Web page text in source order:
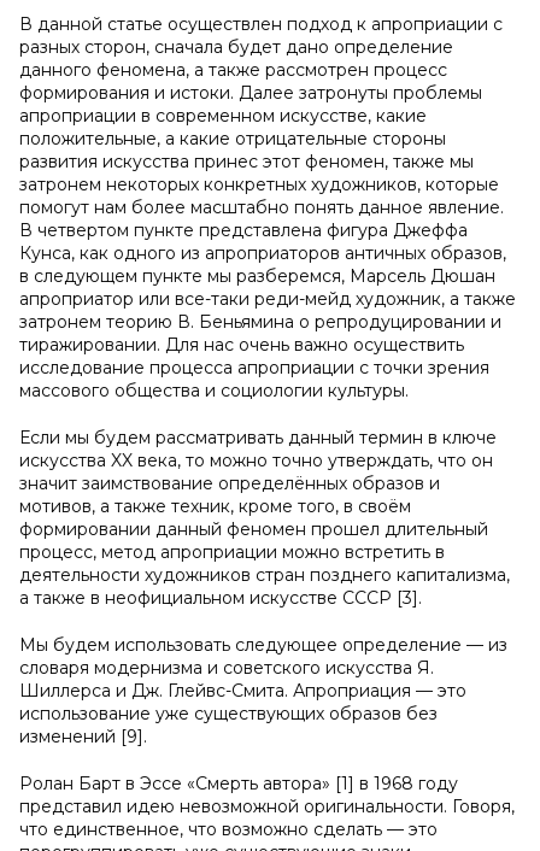
В данной статье осуществлен подход к апроприации с
разных сторон, сначала будет дано определение
данного феномена, а также рассмотрен процесс
формирования и истоки. Далее затронуты проблемы
апроприации в современном искусстве, какие
положительные, а какие отрицательные стороны
развития искусства принес этот феномен, также мы
затронем некоторых конкретных художников, которые
помогут нам более масштабно понять данное явление.
В четвертом пункте представлена фигура Джеффа
Кунса, как одного из апроприаторов античных образов,
в следующем пункте мы разберемся, Марсель Дюшан
апроприатор или все-таки реди-мейд художник, а также
затронем теорию В. Беньямина о репродуцировании и
тиражировании. Для нас очень важно осуществить
исследование процесса апроприации с точки зрения
массового общества и социологии культуры.
Если мы будем рассматривать данный термин в ключе
искусства XX века, то можно точно утверждать, что он
значит заимствование определённых образов и
мотивов, а также техник, кроме того, в своём
формировании данный феномен прошел длительный
процесс, метод апроприации можно встретить в
деятельности художников стран позднего капитализма,
а также в неофициальном искусстве СССР [3].
Мы будем использовать следующее определение — из
словаря модернизма и советского искусства Я.
Шиллерса и Дж. Глейвс-Смита. Апроприация — это
использование уже существующих образов без
изменений [9].
Ролан Барт в Эссе «Смерть автора» [1] в 1968 году
представил идею невозможной оригинальности. Говоря,
что единственное, что возможно сделать — это